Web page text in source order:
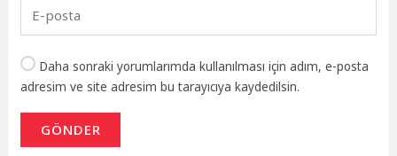
Daha sonraki yorumlarımda kullanılması için adım, e-posta
adresim ve site adresim bu tarayıcıya kaydedilsin.
GÖNDER